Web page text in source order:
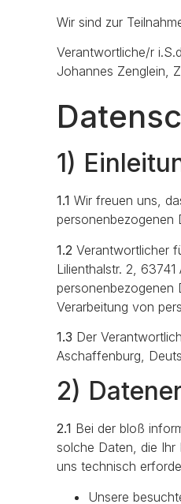
Wir sind zur
Verantwortliche/r
Johannes Zenglein,
1)
1.1 Wir freuen uns,
personenbezogenen
1.2 Verantwortlicher
Lilienthalstr. 2,
personenbezogenen
Verarbeitung von
1.3 Der
Aschaffenburg,
2)
2.1 Bei der bloß
solche Daten, die Ihr
uns technisch
Unsere